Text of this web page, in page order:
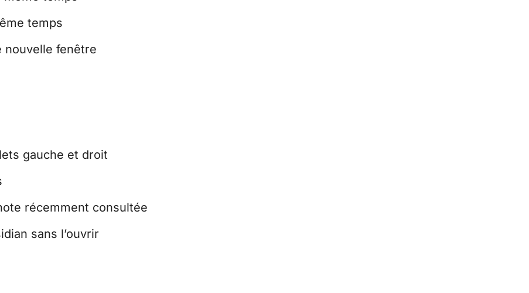
temps
nouvelle fenêtre
gauche et droit
récemment consultée
sans l’ouvrir